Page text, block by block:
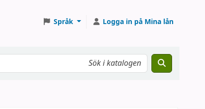
Språk Logga in på Mina lån